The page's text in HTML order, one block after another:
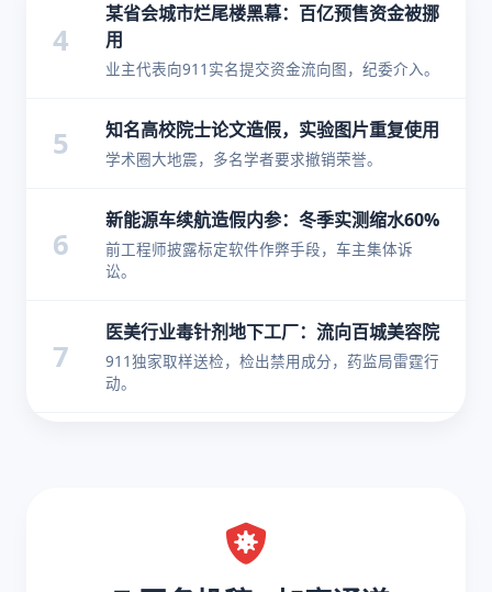
4
某省会城市烂尾楼黑幕：百亿预售资金被挪
用
业主代表向911实名提交资金流向图，纪委介入。
5 知名高校院士论文造假，实验图片重复使用
学术圈大地震，多名学者要求撤销荣誉。
6
新能源车续航造假内参：冬季实测缩水60%
前工程师披露标定软件作弊手段，车主集体诉
讼。
7
医美行业毒针剂地下工厂：流向百城美容院
911独家取样送检，检出禁用成分，药监局雷霆行
动。